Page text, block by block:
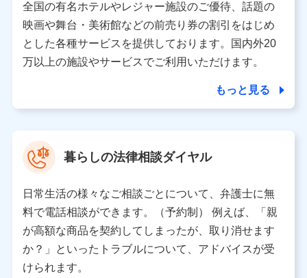
当該個人データを取り扱う各共同利用者（詳細は次のとお
り）
東京都千代田区永田町2丁目11番1号 山王パークタワー
株式会社NTTドコモ 代表取締役社長 前田 義晃
東京都中央区日本橋人形町2-14-10 アーバンネット日本橋
ビル 3F
※ 当社および株式会社NTTドコモは、お客さまの情報を利
データ憲章」に定める行動原則を順守します 。
※ パーソナルデータダッシュボードの「第三者提供の管
理」の設定状態にかかわらず、共同利用する場合がありま
※ dポイントクラブ会員ではないお客さま（2019年12月11
日以降、一度もdポイントクラブ会員であったことがないお
全国の有名ホテルやレジャー施設のご優待、話題の
映画や舞台・美術館などの前売り券の割引をはじめ
とした各種サービスを提供しております。国内外20
万以上の施設やサービスでご利用いただけます。
もっと見る
暮らしの法律相談ダイヤル
日常生活の様々なご相談ごとについて、弁護士に無
料で電話相談ができます。（予約制） 例えば、「親
が高額な商品を契約してしまったが、取り消せます
か？」といったトラブルについて、アドバイスが受
けられます。